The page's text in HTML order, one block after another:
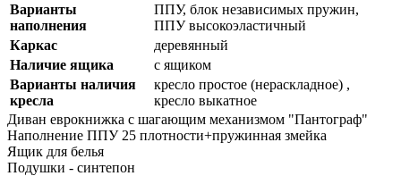
Варианты
наполнения
ППУ, блок независимых пружин,
ППУ высокоэластичный
Каркас
деревянный
Наличие ящика
с ящиком
Варианты наличия
кресла
кресло простое (нераскладное) ,
кресло выкатное
Диван еврокнижка с шагающим механизмом "Пантограф"
Наполнение ППУ 25 плотности+пружинная змейка
Ящик для белья
Подушки - синтепон